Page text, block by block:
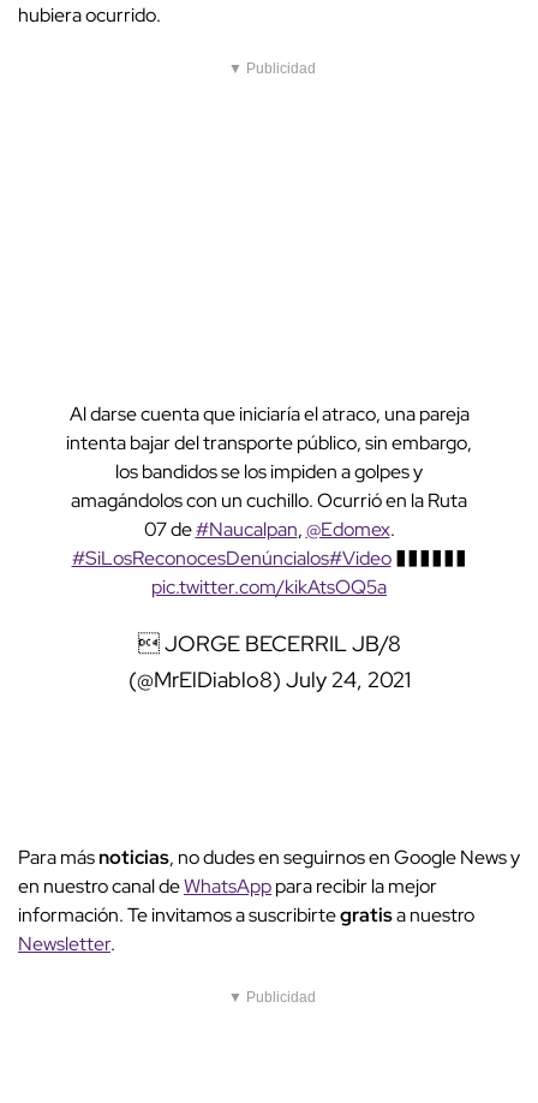
hubiera ocurrido.
▼ Publicidad
Al darse cuenta que iniciaría el atraco, una pareja
intenta bajar del transporte público, sin embargo,
los bandidos se los impiden a golpes y
amagándolos con un cuchillo. Ocurrió en la Ruta
07 de#Naucalpan,@Edomex.
#SiLosReconocesDenúncialos#Video������
pic.twitter.com/kikAtsOQ5a
 JORGE BECERRIL JB/8
(@MrElDiablo8) July 24, 2021
Para másnoticias, no dudes en seguirnos en Google News y
en nuestro canal deWhatsApppara recibir la mejor
información. Te invitamos a suscribirtegratisa nuestro
Newsletter.
▼ Publicidad